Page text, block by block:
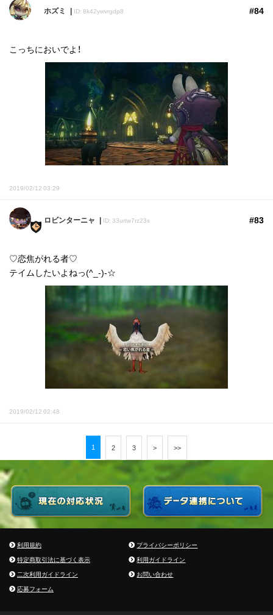
ホズミ ID: 8k42ywvrgdp8 #84
こっちにおいでよ！
2019/02/12 03:29
ロビンターニャ ID: 33urtw7rz23s #83
♡恋焦がれる者♡
テイムしたいよねっ(^_-)-☆
2019/02/12 02:48
1 2 3 > >>
利用規約
プライバシーポリシー
特定商取引法に基づく表示
利用ガイドライン
二次利用ガイドライン
お問い合わせ
応募フォーム